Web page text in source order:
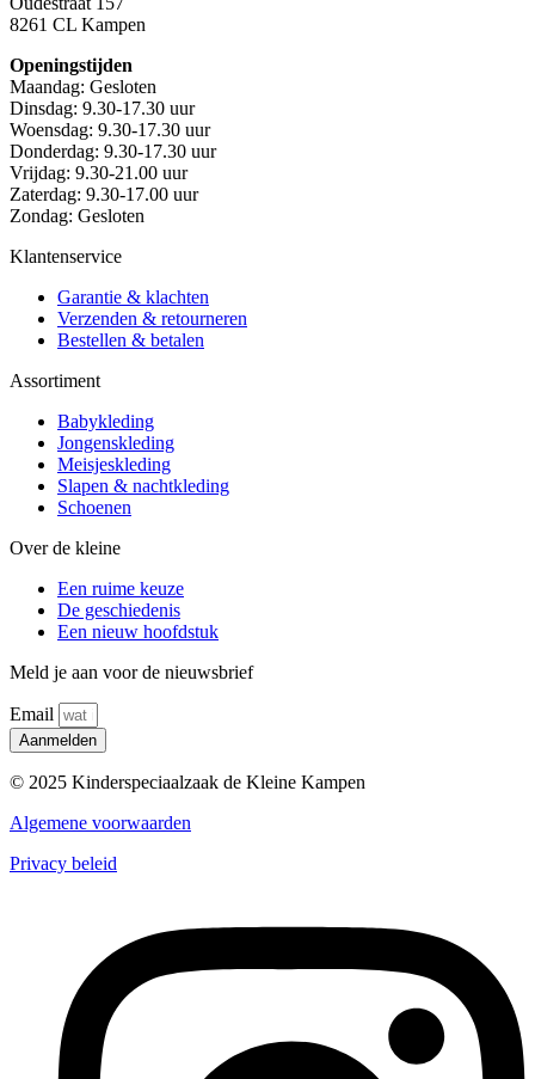
8261 CL Kampen
Openingstijden
Maandag: Gesloten
Dinsdag: 9.30-17.30 uur
Woensdag: 9.30-17.30 uur
Donderdag: 9.30-17.30 uur
Vrijdag: 9.30-21.00 uur
Zaterdag: 9.30-17.00 uur
Zondag: Gesloten
Klantenservice
Garantie & klachten
Verzenden & retourneren
Bestellen & betalen
Assortiment
Babykleding
Jongenskleding
Meisjeskleding
Slapen & nachtkleding
Schoenen
Over de kleine
Een ruime keuze
De geschiedenis
Een nieuw hoofdstuk
Meld je aan voor de nieuwsbrief
Email
Aanmelden
© 2025 Kinderspeciaalzaak de Kleine Kampen
Algemene voorwaarden
Privacy beleid